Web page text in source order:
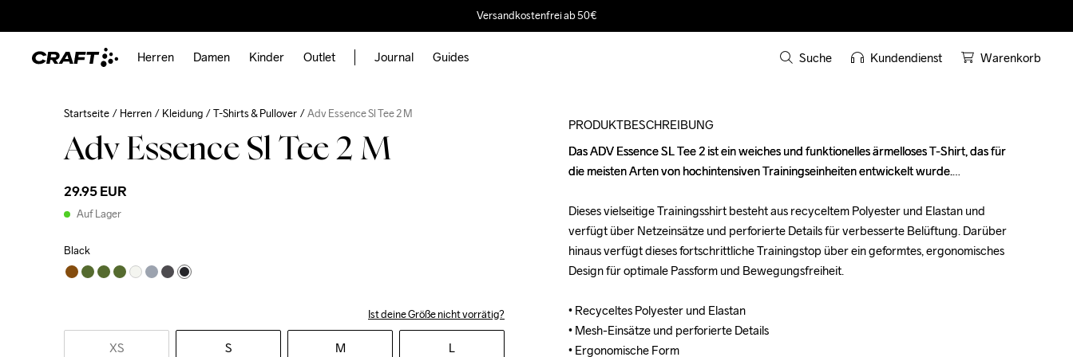
Versandkostenfrei ab 50€
Herren Damen Kinder Outlet Journal Guides Suche Kundendienst Warenkorb
Startseite Herren Kleidung T-Shirts & Pullover Adv Essence Sl Tee 2 M
Adv Essence Sl Tee 2 M
29.95 EUR
Auf Lager
Black
Ist deine Größe nicht vorrätig?
XS S M L
PRODUKTBESCHREIBUNG
Das ADV Essence SL Tee 2 ist ein weiches und funktionelles ärmelloses T-Shirt, das für
die meisten Arten von hochintensiven Trainingseinheiten entwickelt wurde.
Dieses vielseitige Trainingsshirt besteht aus recyceltem Polyester und Elastan und
verfügt über Netzeinsätze und perforierte Details für verbesserte Belüftung. Darüber
hinaus verfügt dieses fortschrittliche Trainingstop über ein geformtes, ergonomisches
Design für optimale Passform und Bewegungsfreiheit.
• Recyceltes Polyester und Elastan
• Mesh-Einsätze und perforierte Details
• Ergonomische Form
Das ADV Essence SL Tee 2 ist ein weiches und funktionelles ärmelloses T-Shirt, das für
die meisten Arten von hochintensiven Trainingseinheiten entwickelt wurde.
Dieses vielseitige Trainingsshirt besteht aus recyceltem Polyester und Elastan und
verfügt über Netzeinsätze und perforierte Details für verbesserte Belüftung. Darüber
hinaus verfügt dieses fortschrittliche Trainingstop über ein geformtes, ergonomisches
Design für optimale Passform und Bewegungsfreiheit.
• Recyceltes Polyester und Elastan
• Mesh-Einsätze und perforierte Details
• Ergonomische Form